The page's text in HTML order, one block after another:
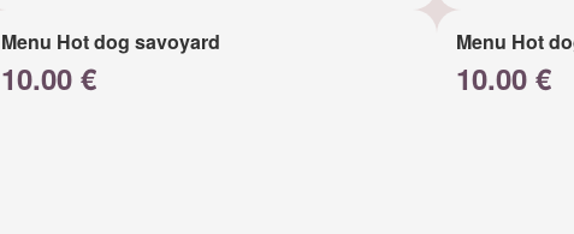
Menu Hot dog savoyard
10.00 €
Menu Hot
10.00 €